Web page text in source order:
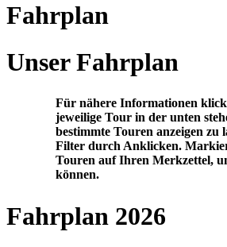
Fahrplan
Unser Fahrplan
Für nähere Informationen
jeweilige Tour in der unten
bestimmte Touren anzeigen zu
Filter durch Anklicken.
Touren auf Ihren Merkzettel,
können.
Fahrplan 2026